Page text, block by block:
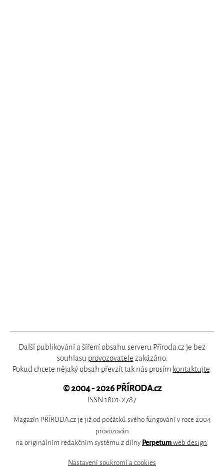
Další publikování a šíření obsahu serveru Příroda.cz je bez
souhlasu provozovatele zakázáno.
Pokud chcete nějaký obsah převzít tak nás prosím kontaktujte.
© 2004 - 2026PŘÍRODA.cz
ISSN 1801-2787
Magazín PŘÍRODA.cz je již od počátků svého fungování v roce 2004
provozován
na originálním redakčním systému z dílny Perpetum web design
Nastavení soukromí a cookies